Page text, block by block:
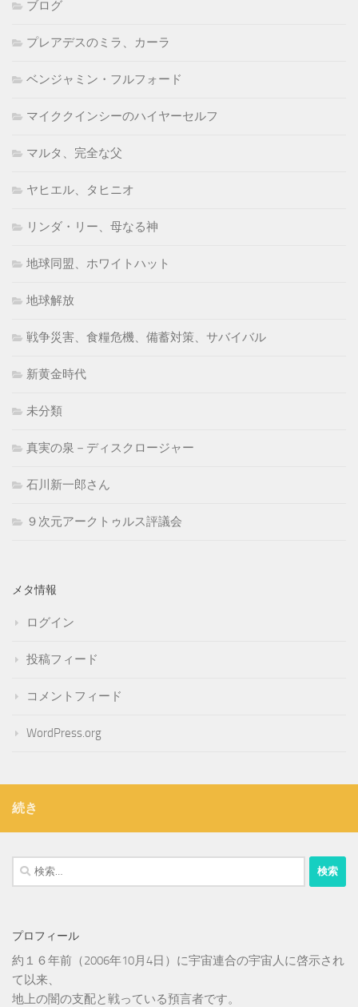
ブログ
プレアデスのミラ、カーラ
ベンジャミン・フルフォード
マイククインシーのハイヤーセルフ
マルタ、完全な父
ヤヒエル、タヒニオ
リンダ・リー、母なる神
地球同盟、ホワイトハット
地球解放
戦争災害、食糧危機、備蓄対策、サバイバル
新黄金時代
未分類
真実の泉－ディスクロージャー
石川新一郎さん
９次元アークトゥルス評議会
メタ情報
ログイン
投稿フィード
コメントフィード
WordPress.org
続き
検
索:
プロフィール
約１６年前（2006年10月4日）に宇宙連合の宇宙人に啓示され
て以来、
地上の闇の支配と戦っている預言者です。